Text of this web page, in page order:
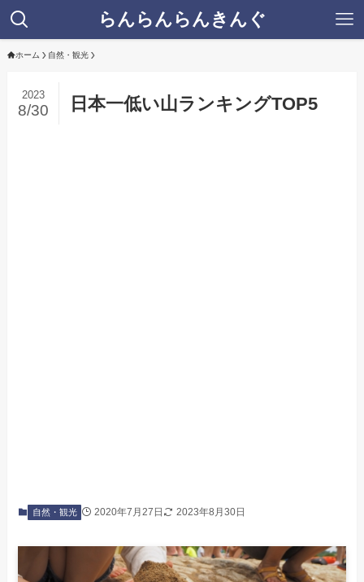
らんらんらんきんぐ
ホーム 自然・観光
日本一低い山ランキングTOP5
2023
8/30
自然・観光 2020年7月27日 2023年8月30日